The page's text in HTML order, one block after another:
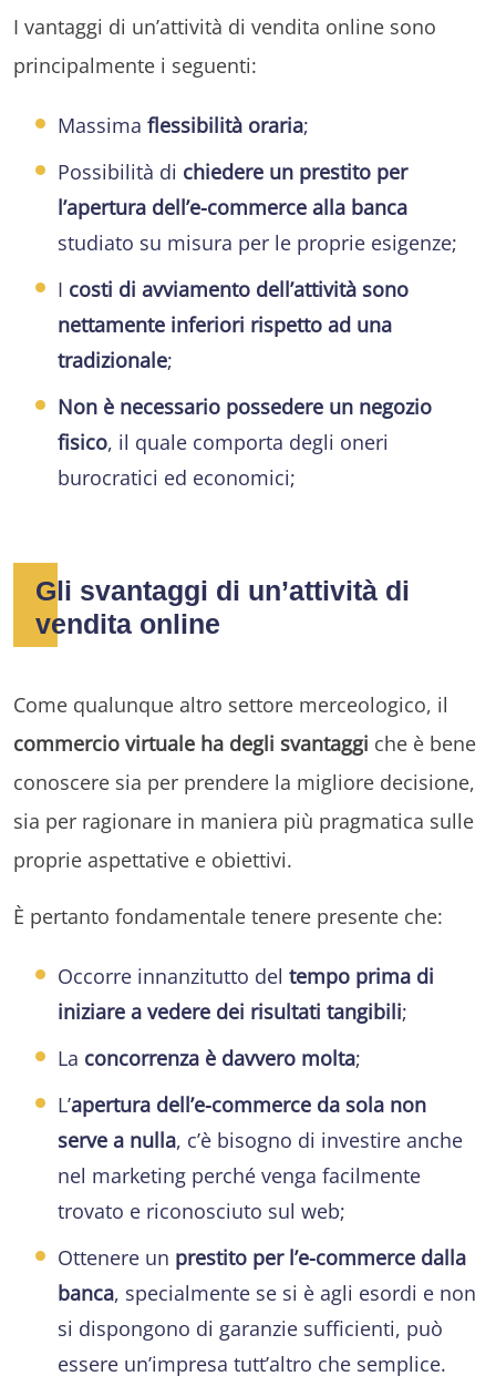
I vantaggi di un’attività di vendita online sono
principalmente i seguenti:
Massima flessibilità oraria;
Possibilità di chiedere un prestito per
l’apertura dell’e-commerce alla banca
studiato su misura per le proprie esigenze;
I costi di avviamento dell’attività sono
nettamente inferiori rispetto ad una
tradizionale;
Non è necessario possedere un negozio
fisico, il quale comporta degli oneri
burocratici ed economici;
Gli svantaggi di un’attività di
vendita online
Come qualunque altro settore merceologico, il
commercio virtuale ha degli svantaggi che è bene
conoscere sia per prendere la migliore decisione,
sia per ragionare in maniera più pragmatica sulle
proprie aspettative e obiettivi.
È pertanto fondamentale tenere presente che:
Occorre innanzitutto del tempo prima di
iniziare a vedere dei risultati tangibili;
La concorrenza è davvero molta;
L’apertura dell’e-commerce da sola non
serve a nulla, c’è bisogno di investire anche
nel marketing perché venga facilmente
trovato e riconosciuto sul web;
Ottenere un prestito per l’e-commerce dalla
banca, specialmente se si è agli esordi e non
si dispongono di garanzie sufficienti, può
essere un’impresa tutt’altro che semplice.